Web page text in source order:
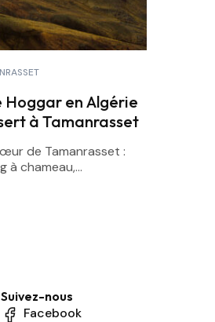
Hoggar en Algérie
à Tamanrasset
de Tamanrasset :
à chameau,...
Suivez-nous
Facebook